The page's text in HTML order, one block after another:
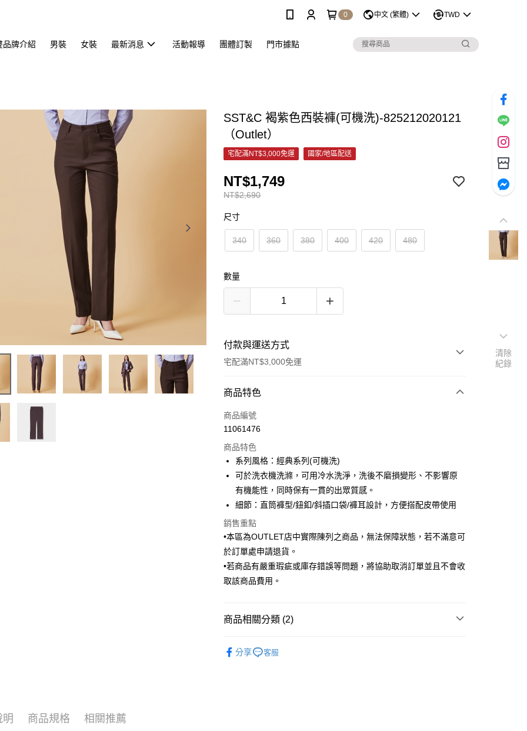
0 中文 (繁體) TWD
品牌介紹 男裝 女裝 最新消息 活動報導 團體訂製 門市據點
SST&C 褐紫色西裝褲(可機洗)-825212020121
（Outlet）
宅配滿NT$3,000免運 國家/地區配送
NT$2,690
NT$1,749
尺寸
340 360 380 400 420 480
數量
付款與運送方式
宅配滿NT$3,000免運
付款方式
信用卡一次付款
3 期 0 利率 每期 NT$583
合作金庫商業銀行
第一商業銀行
華南商業銀行
彰化商業銀行
國泰世華商業銀行
兆豐國際商業銀行
臺灣中小企業銀行
匯豐（台灣）商業銀行
華泰商業銀行
聯邦商業銀行
玉山商業銀行
星展（台灣）商業銀行
台新國際商業銀行
6 期 0 利率 每期NT$291 21家銀行
合作金庫商業銀行
第一商業銀行
華南商業銀行
彰化商業銀行
國泰世華商業銀行
臺灣中小企業銀行
台中商業銀行
匯豐（台灣）商業銀行
聯邦商業銀行
遠東國際商業銀行
元大商業銀行
台灣樂天信用卡公司
LINE Pay
街口支付
Google Pay
商品特色
商品編號
11061476
商品特色
系列風格：經典系列(可機洗)
可於洗衣機洗滌，可用冷水洗淨，洗後不磨損變形、不影響原
有機能性，同時保有一貫的出眾質感。
細節：直筒褲型/鈕釦/斜插口袋/褲耳設計，方便搭配皮帶使用
銷售重點
•本區為OUTLET店中實際陳列之商品，無法保障狀態，若不滿意可
於訂單處申請退貨。
•若商品有嚴重瑕疵或庫存錯誤等問題，將協助取消訂單並且不會收
取該商品費用。
商品相關分類 (2)
分享 客服
明 商品規格 相關推薦
清除
紀錄